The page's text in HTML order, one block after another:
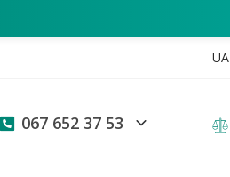
UA
067 652 37 53